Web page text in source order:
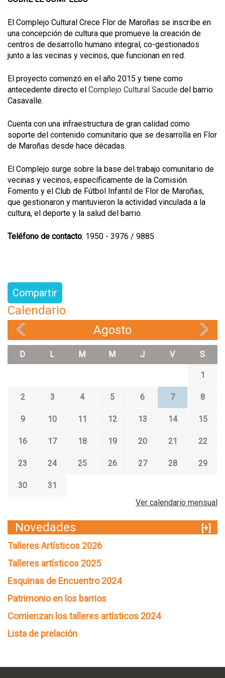
El Complejo Cultural Crece Flor de Maroñas se inscribe en
una concepción de cultura que promueve la creación de
centros de desarrollo humano integral, co-gestionados
junto a las vecinas y vecinos, que funcionan en red.
El proyecto comenzó en el año 2015 y tiene como
antecedente directo el Complejo Cultural Sacude del barrio
Casavalle.
Cuenta con una infraestructura de gran calidad como
soporte del contenido comunitario que se desarrolla en Flor
de Maroñas desde hace décadas.
El Complejo surge sobre la base del trabajo comunitario de
vecinas y vecinos, específicamente de la Comisión
Fomento y el Club de Fútbol Infantil de Flor de Maroñas,
que gestionaron y mantuvieron la actividad vinculada a la
cultura, el deporte y la salud del barrio.
Teléfono de contacto: 1950 - 3976 / 9885
Compartir
Calendario
Agosto
D L M M J V S
1
2 3 4 5 6 7 8
9 10 11 12 13 14 15
16 17 18 19 20 21 22
23 24 25 26 27 28 29
30
31
Ver calendario mensual
Novedades
[+]
Talleres Artísticos 2026
Talleres artísticos 2025
Esquinas de Encuentro 2024
Patrimonio en los barrios
Comienzan los talleres artísticos 2024
Lista de prelación